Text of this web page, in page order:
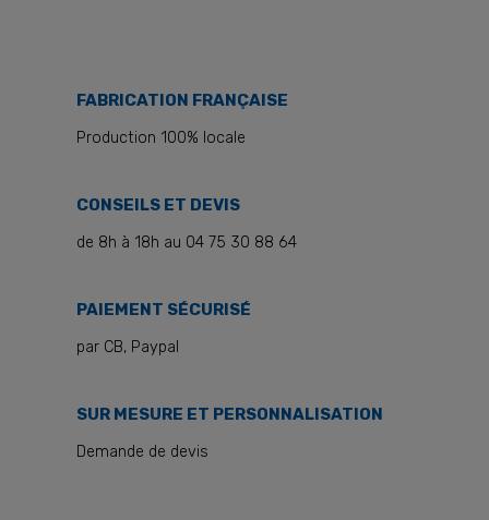
FABRICATION FRANÇAISE
Production 100% locale
CONSEILS ET DEVIS
de 8h à 18h au 04 75 30 88 64
PAIEMENT SÉCURISÉ
par CB, Paypal
SUR MESURE ET PERSONNALISATION
Demande de devis